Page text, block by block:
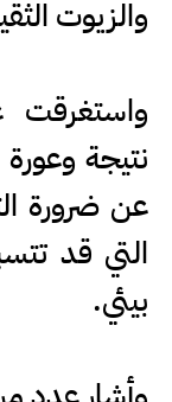
والزيوت
واستغرقت
نتيجة
عن ضرورة
التي قد
بيئي.